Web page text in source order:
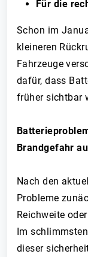
Für die
Schon im
kleineren
Fahrzeuge
dafür, dass
früher sichtbar
Brandgefahr
Nach den
Probleme
Reichweite
Im
dieser